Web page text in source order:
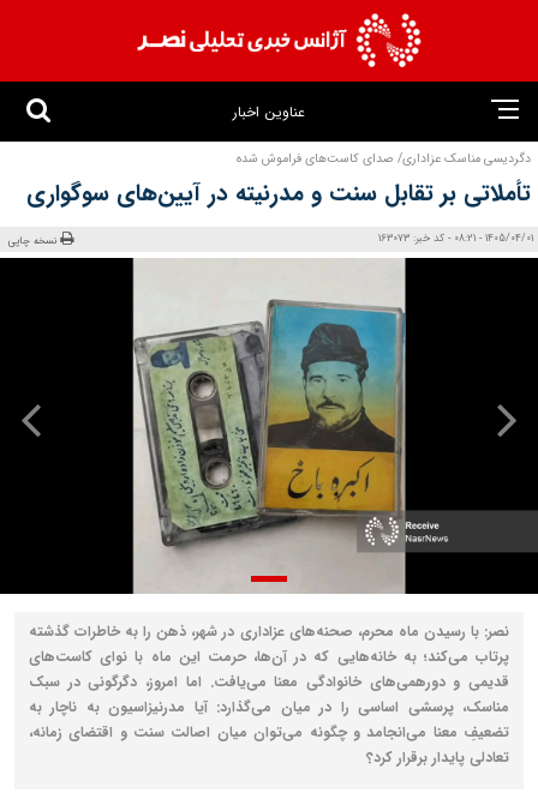
عناوین اخبار
دگردیسی مناسک عزاداری/ صدای کاست‌های فراموش شده
تأملاتی بر تقابل سنت و مدرنیته در آیین‌های سوگواری
1405/04/01 - 08:21 - کد خبر: 163073 نسخه چاپی
نصر: با رسیدن ماه محرم، صحنه‌های عزاداری در شهر، ذهن را به خاطرات گذشته
پرتاب می‌کند؛ به خانه‌هایی که در آن‌ها، حرمت این ماه با نوای کاست‌های
قدیمی و دورهمی‌های خانوادگی معنا می‌یافت. اما امروز، دگرگونی در سبک
مناسک، پرسشی اساسی را در میان می‌گذارد: آیا مدرنیزاسیون به ناچار به
تضعیفِ معنا می‌انجامد و چگونه می‌توان میان اصالت سنت و اقتضای زمانه،
تعادلی پایدار برقرار کرد؟